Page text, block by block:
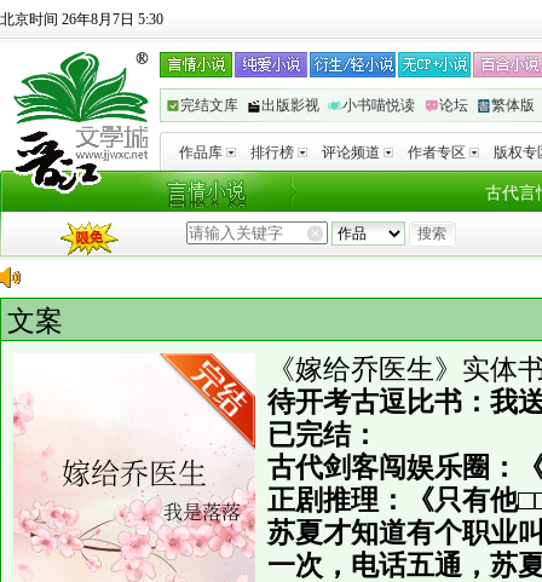
北京时间 26年8月7日 5:30
完结文库 出版影视 小书喵悦读 论坛 繁体版
作品库 排行榜 评论频道 作者专区 版权专
古代言
文案
《嫁给乔医生》实体
待开考古逗比书：我
已完结：
古代剑客闯娱乐圈：
正剧推理：《只有他
苏夏才知道有个职业
一次，电话五通，苏